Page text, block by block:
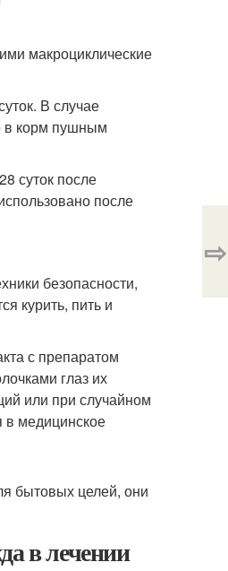
макроциклические
В случае
в корм пушным
суток после
после
безопасности,
курить, пить и
с препаратом
глаз их
или при случайном
в медицинское
бытовых целей, они
в лечении
⇨